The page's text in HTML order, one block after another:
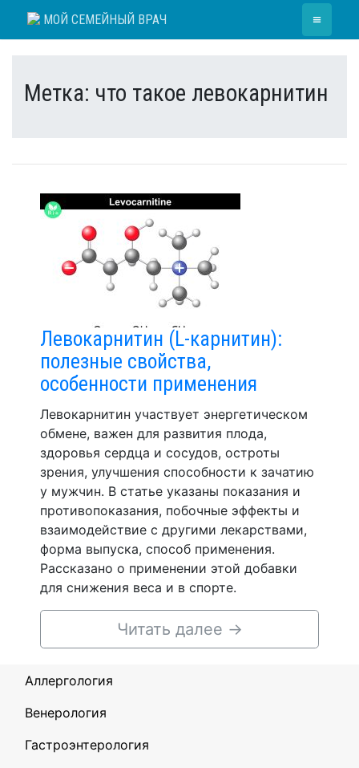
МОЙ СЕМЕЙНЫЙ ВРАЧ ≡
Метка: что такое левокарнитин
Левокарнитин (L-карнитин):
полезные свойства,
особенности применения
Левокарнитин участвует энергетическом
обмене, важен для развития плода,
здоровья сердца и сосудов, остроты
зрения, улучшения способности к зачатию
у мужчин. В статье указаны показания и
противопоказания, побочные эффекты и
взаимодействие с другими лекарствами,
форма выпуска, способ применения.
Рассказано о применении этой добавки
для снижения веса и в спорте.
Читать далее →
Аллергология
Венерология
Гастроэнтерология